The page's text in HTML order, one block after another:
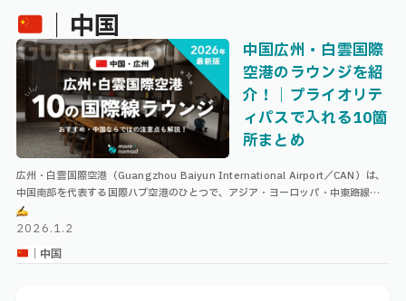
｜中国
中国広州・白雲国際
空港のラウンジを紹
介！｜プライオリテ
ィパスで入れる10箇
所まとめ
広州・白雲国際空港（Guangzhou Baiyun International Airport／CAN）は、
中国南部を代表する国際ハブ空港のひとつで、アジア・ヨーロッパ・中東路線の
乗り継ぎ拠点として利用する方も多い空港 …
2026.1.2
｜中国